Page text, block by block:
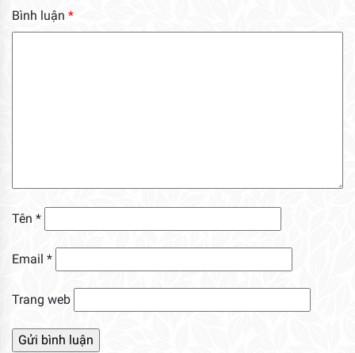
Bình luận *
Tên *
Email *
Trang web